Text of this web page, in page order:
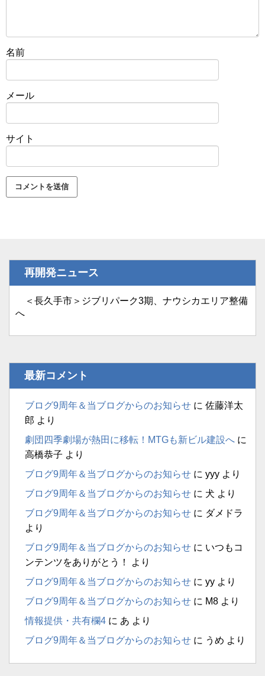
名前
メール
サイト
再開発ニュース
＜長久手市＞ジブリパーク3期、ナウシカエリア整備
へ
最新コメント
ブログ9周年＆当ブログからのお知らせ に 佐藤洋太
郎 より
劇団四季劇場が熱田に移転！MTGも新ビル建設へ に
高橋恭子 より
ブログ9周年＆当ブログからのお知らせ に yyy より
ブログ9周年＆当ブログからのお知らせ に 犬 より
ブログ9周年＆当ブログからのお知らせ に ダメドラ
より
ブログ9周年＆当ブログからのお知らせ に いつもコ
ンテンツをありがとう！
より
ブログ9周年＆当ブログからのお知らせ に yy より
ブログ9周年＆当ブログからのお知らせ に M8 より
情報提供・共有欄4 に あ より
ブログ9周年＆当ブログからのお知らせ に うめ より